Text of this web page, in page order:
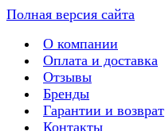
Полная версия сайта
О компании
Оплата и доставка
Отзывы
Бренды
Гарантии и возврат
Контакты